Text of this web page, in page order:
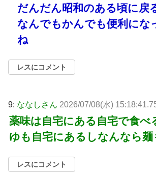
だんだん昭和のある頃に戻
なんでもかんでも便利にな
ね
レスにコメント
9: ななしさん 2026/07/08(水)
薬味は自宅にある自宅で食べ
ゆも自宅にあるしなんなら麺
レスにコメント